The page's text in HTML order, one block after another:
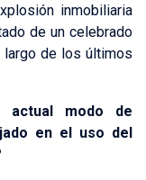
inmobiliaria
de un celebrado
de los últimos
actual modo de
en el uso del